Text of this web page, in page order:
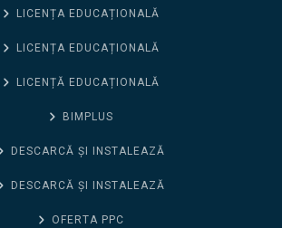
LICENȚA EDUCAȚIONALĂ
LICENȚA EDUCAȚIONALĂ
LICENȚĂ EDUCAȚIONALĂ
BIMPLUS
DESCARCĂ ȘI INSTALEAZĂ
DESCARCĂ ȘI INSTALEAZĂ
OFERTA PPC